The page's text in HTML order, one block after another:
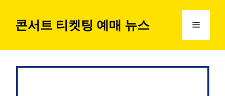
콘서트 티켓팅 예매 뉴스 메